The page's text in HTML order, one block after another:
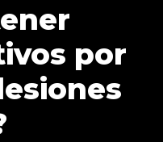
por